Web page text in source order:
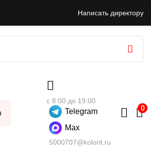
Написать директору
с 8:00 до 19:00
Telegram
Max
5000707@kolorit.ru